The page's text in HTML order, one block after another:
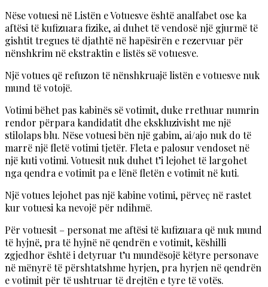
Nëse votuesi në Listën e Votuesve është analfabet ose ka
aftësi të kufizuara fizike, ai duhet të vendosë një gjurmë të
gishtit tregues të djathtë në hapësirën e rezervuar për
nënshkrim në ekstraktin e listës së votuesve.
Një votues që refuzon të nënshkruajë listën e votuesve nuk
mund të votojë.
Votimi bëhet pas kabinës së votimit, duke rrethuar numrin
rendor përpara kandidatit dhe ekskluzivisht me një
stilolaps blu. Nëse votuesi bën një gabim, ai/ajo nuk do të
marrë një fletë votimi tjetër. Fleta e palosur vendoset në
një kuti votimi. Votuesit nuk duhet t’i lejohet të largohet
nga qendra e votimit pa e lënë fletën e votimit në kuti.
Një votues lejohet pas një kabine votimi, përveç në rastet
kur votuesi ka nevojë për ndihmë.
Për votuesit – personat me aftësi të kufizuara që nuk mund
të hyjnë, pra të hyjnë në qendrën e votimit, këshilli
zgjedhor është i detyruar t’u mundësojë këtyre personave
në mënyrë të përshtatshme hyrjen, pra hyrjen në qendrën
e votimit për të ushtruar të drejtën e tyre të votës.